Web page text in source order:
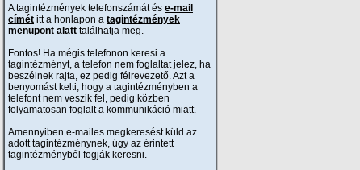
A tagintézmények telefonszámát és e-mail
címét itt a honlapon a tagintézmények
menüpont alatt találhatja meg.
Fontos! Ha mégis telefonon keresi a
tagintézményt, a telefon nem foglaltat jelez, ha
beszélnek rajta, ez pedig félrevezető. Azt a
benyomást kelti, hogy a tagintézményben a
telefont nem veszik fel, pedig közben
folyamatosan foglalt a kommunikáció miatt.
Amennyiben e-mailes megkeresést küld az
adott tagintézménynek, úgy az érintett
tagintézményből fogják keresni.